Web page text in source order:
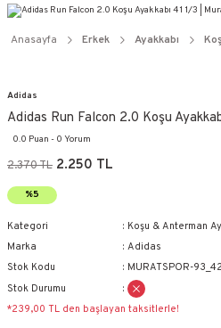
Anasayfa Erkek Ayakkabı
Adidas
Adidas Run Falcon 2.0 Koşu
0.0 Puan - 0 Yorum
2.370 TL 2.250 TL
%5
Kategori
Koşu & Anterman
Marka
Adidas
Stok Kodu
MURATSPOR-
Stok Durumu
*239,00 TL den başlayan taksitlerle!